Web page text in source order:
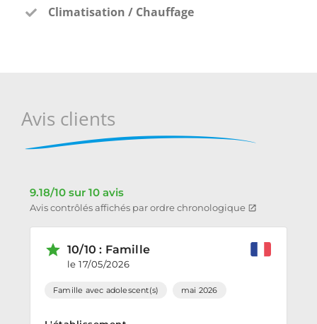
Climatisation / Chauffage
Avis clients